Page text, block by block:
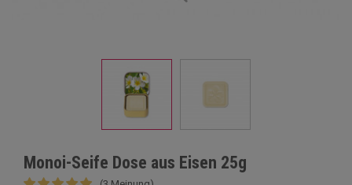
Monoi-Seife Dose aus Eisen 25g